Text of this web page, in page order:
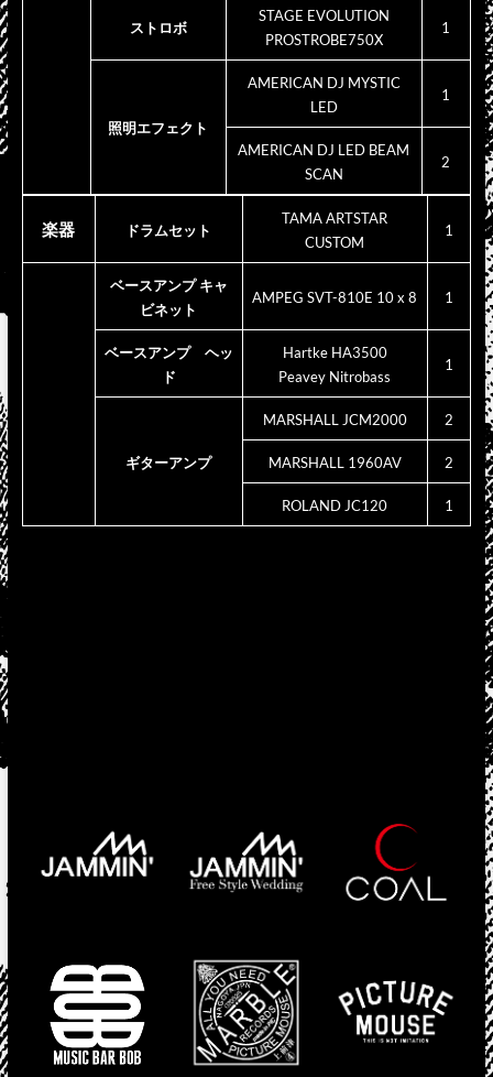
ストロボ
STAGE EVOLUTION
PROSTROBE750X
1
照明エフェクト
AMERICAN DJ MYSTIC
LED
1
AMERICAN DJ LED BEAM
SCAN
2
楽器 ドラムセット
TAMA ARTSTAR
CUSTOM
1
ベースアンプ キャ
ビネット
AMPEG SVT-810E 10 x 8 1
ベースアンプ ヘッ
ド
Hartke HA3500
Peavey Nitrobass
1
ギターアンプ
MARSHALL JCM2000 2
MARSHALL 1960AV 2
ROLAND JC120 1